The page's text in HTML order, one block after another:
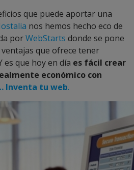
que puede aportar una
nos hemos hecho eco de
porWebStarts donde se pone
que ofrece tener
es que hoy en día es fácil crear
económico con
Inventa tu web.